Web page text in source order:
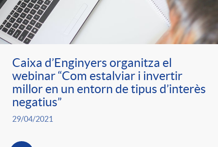
Caixa d’Enginyers organitza el
webinar “Com estalviar i invertir
millor en un entorn de tipus d’interès
negatius”
29/04/2021